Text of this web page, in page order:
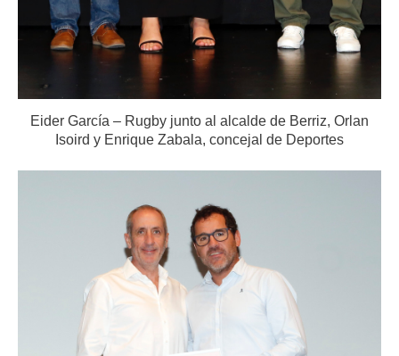
Eider García – Rugby junto al alcalde de Berriz, Orlan
Isoird y Enrique Zabala, concejal de Deportes